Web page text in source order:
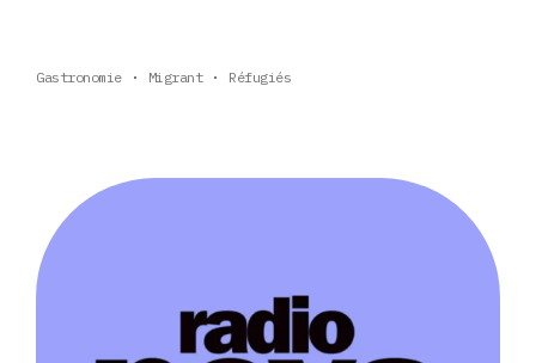
Gastronomie Migrant Réfugiés